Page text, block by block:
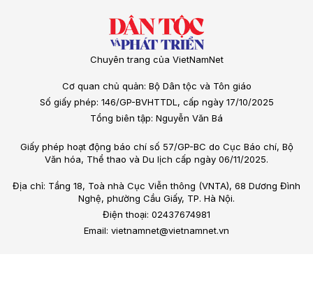
Chuyên trang của VietNamNet
Cơ quan chủ quản: Bộ Dân tộc và Tôn giáo
Số giấy phép: 146/GP-BVHTTDL, cấp ngày 17/10/2025
Tổng biên tập: Nguyễn Văn Bá
Giấy phép hoạt động báo chí số 57/GP-BC do Cục Báo chí, Bộ
Văn hóa, Thể thao và Du lịch cấp ngày 06/11/2025.
Địa chỉ: Tầng 18, Toà nhà Cục Viễn thông (VNTA), 68 Dương Đình
Nghệ, phường Cầu Giấy, TP. Hà Nội.
Điện thoại: 02437674981
Email: vietnamnet@vietnamnet.vn